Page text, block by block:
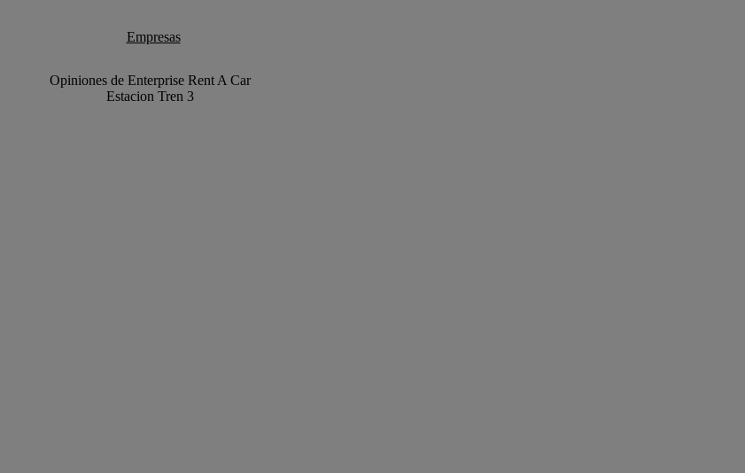
Empresas
Opiniones de Enterprise Rent A Car
Estacion Tren 3